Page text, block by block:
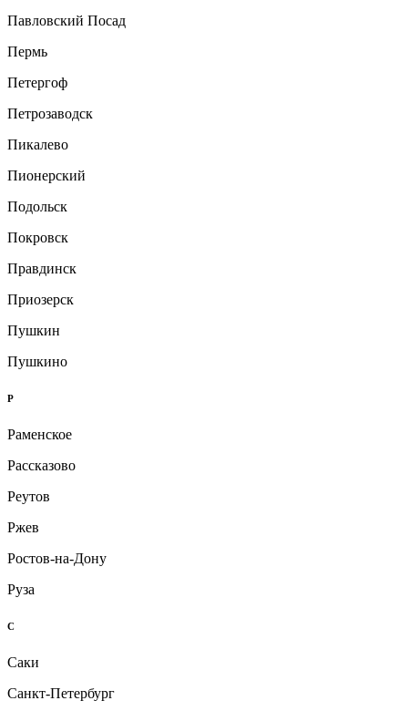
Павловский Посад
Пермь
Петергоф
Петрозаводск
Пикалево
Пионерский
Подольск
Покровск
Правдинск
Приозерск
Пушкин
Пушкино
Р
Раменское
Рассказово
Реутов
Ржев
Ростов-на-Дону
Руза
С
Саки
Санкт-Петербург